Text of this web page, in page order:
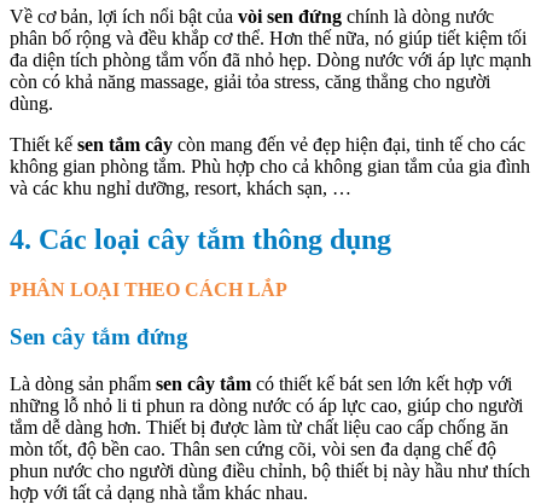
Về cơ bản, lợi ích nổi bật của vòi sen đứng chính là dòng nước
phân bố rộng và đều khắp cơ thể. Hơn thế nữa, nó giúp tiết kiệm tối
đa diện tích phòng tắm vốn đã nhỏ hẹp. Dòng nước với áp lực mạnh
còn có khả năng massage, giải tỏa stress, căng thẳng cho người
dùng.
Thiết kế sen tắm cây còn mang đến vẻ đẹp hiện đại, tinh tế cho các
không gian phòng tắm. Phù hợp cho cả không gian tắm của gia đình
và các khu nghỉ dưỡng, resort, khách sạn, …
4. Các loại cây tắm thông dụng
PHÂN LOẠI THEO CÁCH LẮP
Sen cây tắm đứng
Là dòng sản phẩm sen cây tắm có thiết kế bát sen lớn kết hợp với
những lỗ nhỏ li ti phun ra dòng nước có áp lực cao, giúp cho người
tắm dễ dàng hơn. Thiết bị được làm từ chất liệu cao cấp chống ăn
mòn tốt, độ bền cao. Thân sen cứng cõi, vòi sen đa dạng chế độ
phun nước cho người dùng điều chỉnh, bộ thiết bị này hầu như thích
hợp với tất cả dạng nhà tắm khác nhau.